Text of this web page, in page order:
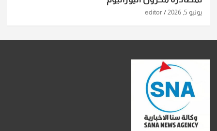
يونيو 5, 2026 editor